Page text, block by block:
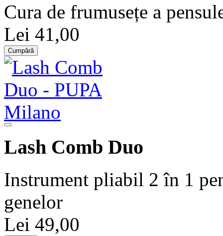
Cura de frumusețe a
Lei 41,00
Cumpără
Lash Comb Duo
Instrument pliabil 2 în 1
genelor
Lei 49,00